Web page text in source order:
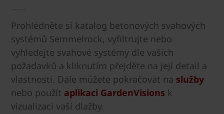
Prohlédněte si katalog betonových svahových
systémů Semmelrock, vyfiltrujte nebo
vyhledejte svahové systémy dle vašich
požadavků a kliknutím přejděte na její detail a
vlastnosti. Dále můžete pokračovat na služby
nebo použít aplikaci GardenVisions k
vizualizaci vaší dlažby.